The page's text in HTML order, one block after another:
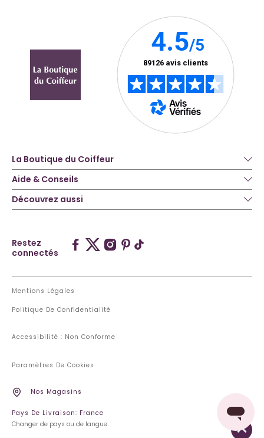
La Boutique du Coiffeur
Aide & Conseils
Découvrez aussi
Restez
connectés
Mentions Légales
Politique De Confidentialité
Accessibilité : Non Conforme
Paramètres De Cookies
Nos Magasins
Pays De Livraison: France
Changer de pays ou de langue